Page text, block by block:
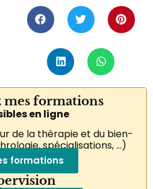
mes formations
en ligne
de la thérapie et du bien-
spécialisations, …)
formations